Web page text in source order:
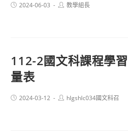
Post2024-06-03
Post教學組長
112-2國文科課程學
量表
Post2024-03-12
Posthlgshlc034國文科召